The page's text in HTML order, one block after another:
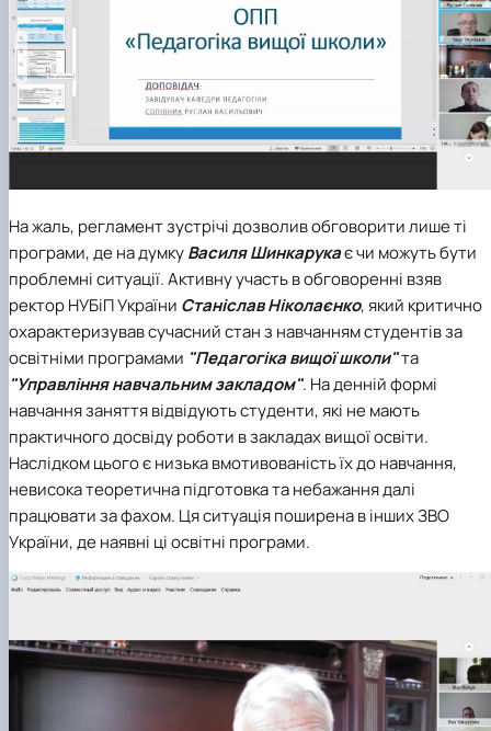
На жаль, регламент зустрічі дозволив обговорити лише ті
програми, де на думкуВасиля Шинкарукає чи можуть бути
проблемні ситуації. Активну участь в обговоренні взяв
ректор НУБіП України Станіслав Ніколаєнко, який критично
охарактеризував сучасний стан з навчанням студентів за
освітніми програмами "Педагогіка вищої школи"та
"Управління навчальним закладом". На денній формі
навчання заняття відвідують студенти, які не мають
практичного досвіду роботи в закладах вищої освіти.
Наслідком цього є низька вмотивованість їх до навчання,
невисока теоретична підготовка та небажання далі
працювати за фахом. Ця ситуація поширена в інших ЗВО
України, де наявні ці освітні програми.